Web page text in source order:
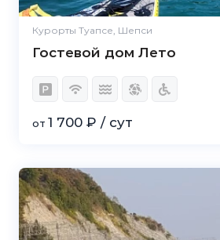
Курорты Туапсе, Шепси
Гостевой дом Лето
от 1 700 ₽ / сут